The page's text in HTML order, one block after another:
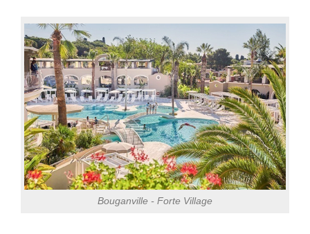
Bouganville - Forte Village